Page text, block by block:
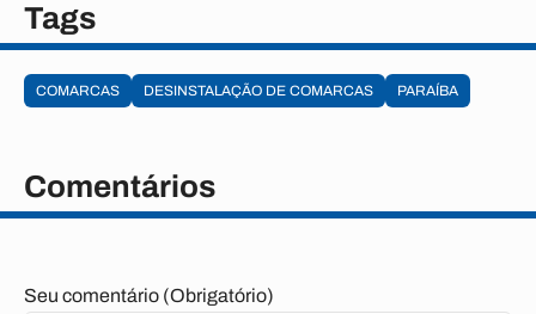
Tags
COMARCAS DESINSTALAÇÃO DE COMARCAS PARAÍBA
Comentários
Seu comentário (Obrigatório)